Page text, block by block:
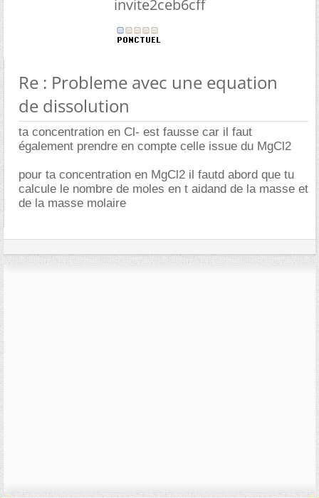
invite2ceb6cff
Re : Probleme avec une equation
de dissolution
ta concentration en Cl- est fausse car il faut
également prendre en compte celle issue du MgCl2
pour ta concentration en MgCl2 il fautd abord que tu
calcule le nombre de moles en t aidand de la masse et
de la masse molaire